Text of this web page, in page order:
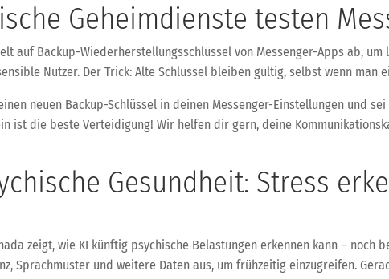
Geheimdienste testen
auf Backup-Wiederherstellungsschlüssel von Messenger-Apps ab,
Nutzer. Der Trick: Alte Schlüssel bleiben gültig, selbst wenn man
neuen Backup-Schlüssel in deinen Messenger-Einstellungen und
ist die beste Verteidigung! Wir helfen dir gern, deine
Gesundheit: Stress
zeigt, wie KI künftig psychische Belastungen erkennen kann – noch
Sprachmuster und weitere Daten aus, um frühzeitig einzugreifen.